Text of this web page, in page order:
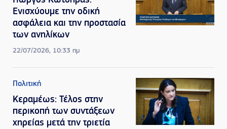
Ενισχύουμε την οδική
ασφάλεια και την προστασία
των ανηλίκων
22/07/2026, 10:33 πμ
Πολιτική
Κεραμέως: Τέλος στην
περικοπή των συντάξεων
χηρείας μετά την τριετία